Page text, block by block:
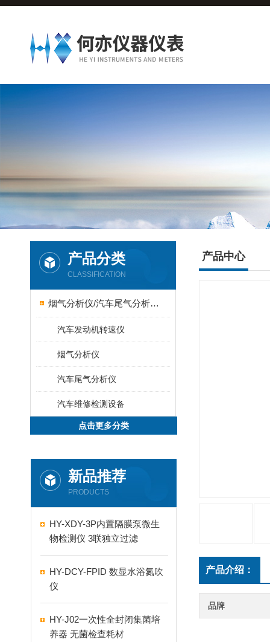
产品分类
CLASSIFICATION
烟气分析仪/汽车尾气分析仪/转速表/汽车维修检测设备
汽车发动机转速仪
烟气分析仪
汽车尾气分析仪
汽车维修检测设备
点击更多分类
新品推荐
PRODUCTS
HY-XDY-3P内置隔膜泵微生
物检测仪 3联独立过滤
HY-DCY-FPID 数显水浴氮吹
仪
HY-J02一次性全封闭集菌培
养器 无菌检查耗材
产品中心
产品介绍：
品牌